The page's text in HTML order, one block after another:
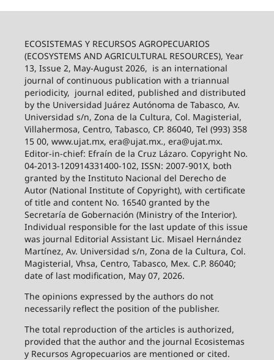
ECOSISTEMAS Y RECURSOS AGROPECUARIOS
(ECOSYSTEMS AND AGRICULTURAL RESOURCES), Year
13, Issue 2, May-August 2026, is an international
journal of continuous publication with a triannual
periodicity, journal edited, published and distributed
by the Universidad Juárez Autónoma de Tabasco, Av.
Universidad s/n, Zona de la Cultura, Col. Magisterial,
Villahermosa, Centro, Tabasco, CP. 86040, Tel (993) 358
15 00, www.ujat.mx, era@ujat.mx., era@ujat.mx.
Editor-in-chief: Efraín de la Cruz Lázaro. Copyright No.
04-2013-120914331400-102, ISSN: 2007-901X, both
granted by the Instituto Nacional del Derecho de
Autor (National Institute of Copyright), with certificate
of title and content No. 16540 granted by the
Secretaría de Gobernación (Ministry of the Interior).
Individual responsible for the last update of this issue
was journal Editorial Assistant Lic. Misael Hernández
Martínez, Av. Universidad s/n, Zona de la Cultura, Col.
Magisterial, Vhsa, Centro, Tabasco, Mex. C.P. 86040;
date of last modification, May 07, 2026.
The opinions expressed by the authors do not
necessarily reflect the position of the publisher.
The total reproduction of the articles is authorized,
provided that the author and the journal Ecosistemas
y Recursos Agropecuarios are mentioned or cited.